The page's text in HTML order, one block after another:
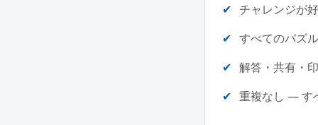
チャレンジが
すべてのパズ
解答・共有・
重複なし ― す